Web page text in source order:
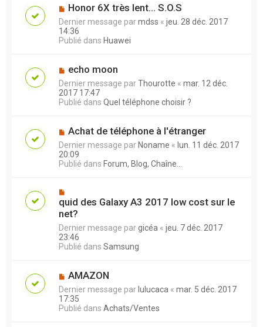
Honor 6X très lent... S.O.S
Dernier message parmdss « jeu. 28 déc. 2017
14:36
Publié dans Huawei
echo moon
Dernier message parThourotte « mar. 12 déc.
2017 17:47
Publié dans Quel téléphone choisir ?
Achat de téléphone à l'étranger
Dernier message parNoname « lun. 11 déc. 2017
20:09
Publié dans Forum, Blog, Chaîne...
quid des Galaxy A3 2017 low cost sur le
net?
Dernier message pargicéa « jeu. 7 déc. 2017
23:46
Publié dans Samsung
AMAZON
Dernier message parlulucaca « mar. 5 déc. 2017
17:35
Publié dans Achats/Ventes